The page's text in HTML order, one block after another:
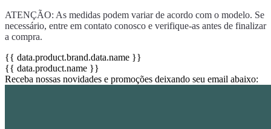
ATENÇÃO: As medidas podem variar de acordo com o modelo. Se
necessário, entre em contato conosco e verifique-as antes de finalizar
a compra.
{{ data.product.brand.data.name }}
{{ data.product.name }}
Receba nossas novidades e promoções deixando seu email abaixo: